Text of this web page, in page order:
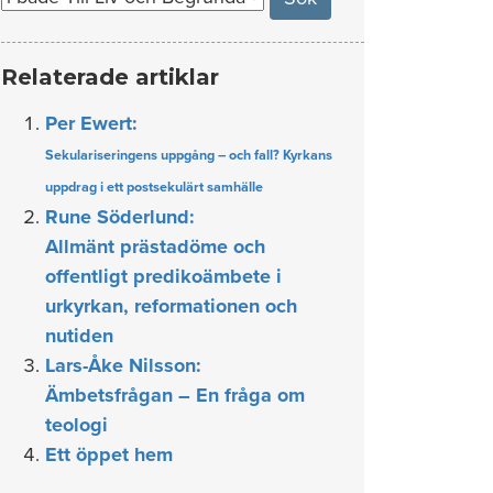
Relaterade artiklar
Per Ewert:
Sekulariseringens uppgång – och fall? Kyrkans
uppdrag i ett postsekulärt samhälle
Rune Söderlund:
Allmänt prästadöme och
offentligt predikoämbete i
urkyrkan, reformationen och
nutiden
Lars-Åke Nilsson:
Ämbetsfrågan – En fråga om
teologi
Ett öppet hem